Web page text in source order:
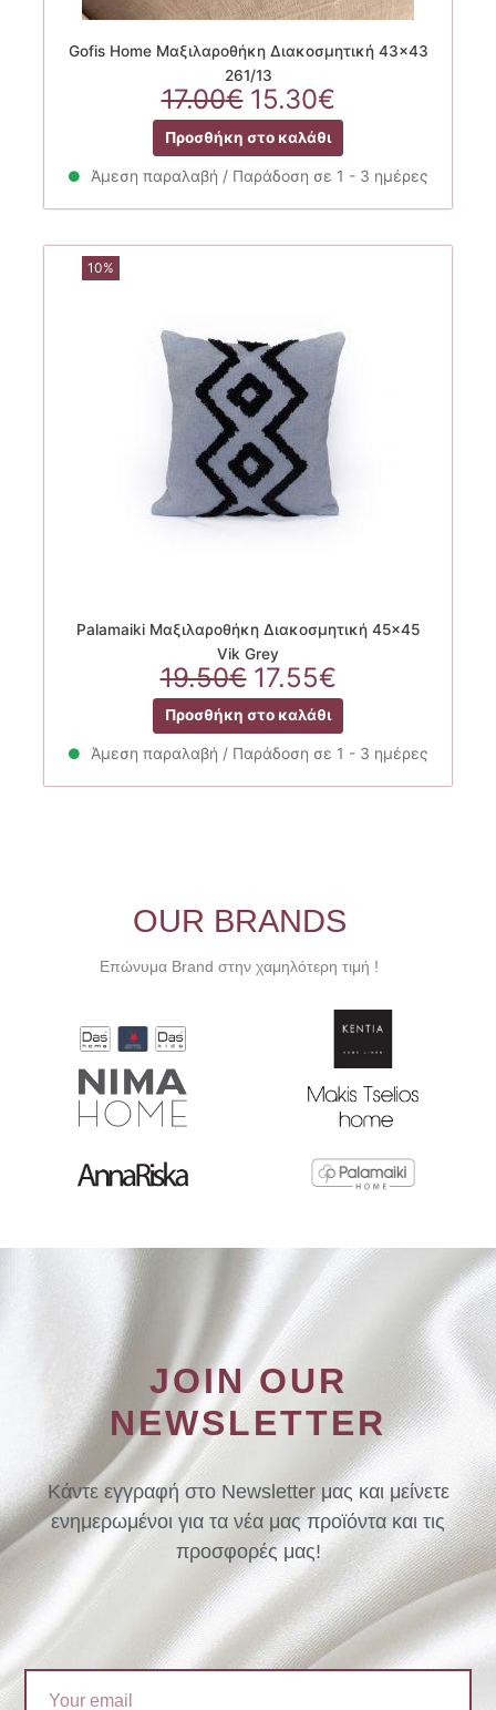
Gofis Home Μαξιλαροθήκη Διακοσμητική 43×43
261/13
17.00€ Original
price
was:
17.00€.
15.30€Η
τρέχουσα
τιμή
είναι:
15.30€.
Προσθήκη στο καλάθι
Άμεση παραλαβή / Παράδοση σε 1 - 3 ημέρες
10%
Palamaiki Μαξιλαροθήκη Διακοσμητική 45×45
Vik Grey
19.50€ Original
price
was:
19.50€.
17.55€Η
τρέχουσα
τιμή
είναι:
Προσθήκη στο καλάθι
Άμεση παραλαβή / Παράδοση σε 1 - 3 ημέρες
OUR BRANDS
Επώνυμα Brand στην χαμηλότερη τιμή !
JOIN OUR
NEWSLETTER
Κάντε εγγραφή στο Newsletter μας και μείνετε
ενημερωμένοι για τα νέα μας προϊόντα και τις
προσφορές μας!